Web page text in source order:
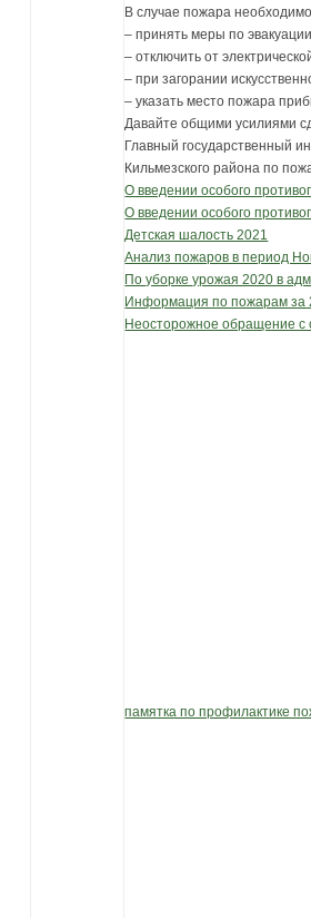
В случае пожара
– принять меры по
– отключить от
– при загорании
– указать место пожара
Давайте общими усилиями
Главный государственный
Кильмезского района по
О введении особого
О введении особого
Детская шалость 2021
Анализ пожаров в период
По уборке урожая 2020 в
Информация по пожарам за
Неосторожное обращение с
памятка по профилактике